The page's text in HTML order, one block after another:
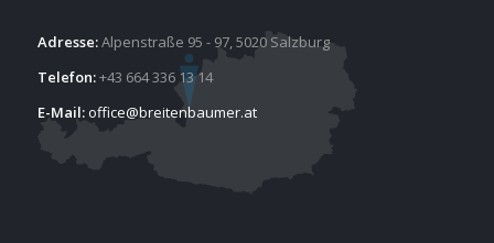
Adresse:Alpenstraße 95 - 97, 5020 Salzburg
Telefon:+43 664 336 13 14
E-Mail:office@breitenbaumer.at